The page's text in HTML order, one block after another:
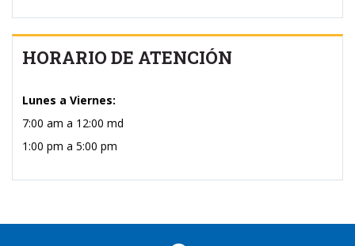
HORARIO DE ATENCIÓN
Lunes a Viernes:
7:00 am a 12:00 md
1:00 pm a 5:00 pm